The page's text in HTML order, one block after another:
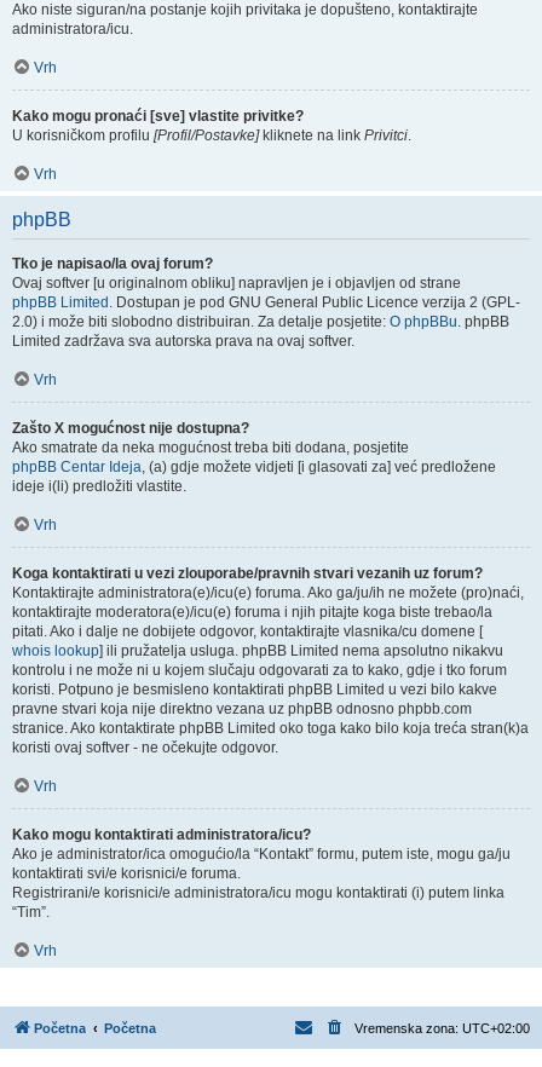
Ako niste siguran/na postanje kojih privitaka je dopušteno, kontaktirajte
administratora/icu.
Vrh
Kako mogu pronaći [sve] vlastite privitke?
U korisničkom profilu [Profil/Postavke]kliknete na link Privitci.
Vrh
phpBB
Tko je napisao/la ovaj forum?
Ovaj softver [u originalnom obliku] napravljen je i objavljen od strane
phpBB Limited . Dostupan je pod GNU General Public Licence verzija 2 (GPL-
2.0) i može biti slobodno distribuiran. Za detalje posjetite: O phpBBu. phpBB
Limited zadržava sva autorska prava na ovaj softver.
Vrh
Zašto X mogućnost nije dostupna?
Ako smatrate da neka mogućnost treba biti dodana, posjetite
phpBB Centar Ideja, (a) gdje možete vidjeti [i glasovati za] već predložene
ideje i(li) predložiti vlastite.
Vrh
Koga kontaktirati u vezi zlouporabe/pravnih stvari vezanih uz forum?
Kontaktirajte administratora(e)/icu(e) foruma. Ako ga/ju/ih ne možete (pro)naći,
kontaktirajte moderatora(e)/icu(e) foruma i njih pitajte koga biste trebao/la
pitati. Ako i dalje ne dobijete odgovor, kontaktirajte vlasnika/cu domene [
whois lookup] ili pružatelja usluga. phpBB Limited nema apsolutno nikakvu
kontrolu i ne može ni u kojem slučaju odgovarati za to kako, gdje i tko forum
koristi. Potpuno je besmisleno kontaktirati phpBB Limited u vezi bilo kakve
pravne stvari koja nije direktno vezana uz phpBB odnosno phpbb.com
stranice. Ako kontaktirate phpBB Limited oko toga kako bilo koja treća stran(k)a
koristi ovaj softver - ne očekujte odgovor.
Vrh
Kako mogu kontaktirati administratora/icu?
Ako je administrator/ica omogućio/la “Kontakt” formu, putem iste, mogu ga/ju
kontaktirati svi/e korisnici/e foruma.
Registrirani/e korisnici/e administratora/icu mogu kontaktirati (i) putem linka
“Tim”.
Vrh
Početna Početna Vremenska zona: UTC+02:00